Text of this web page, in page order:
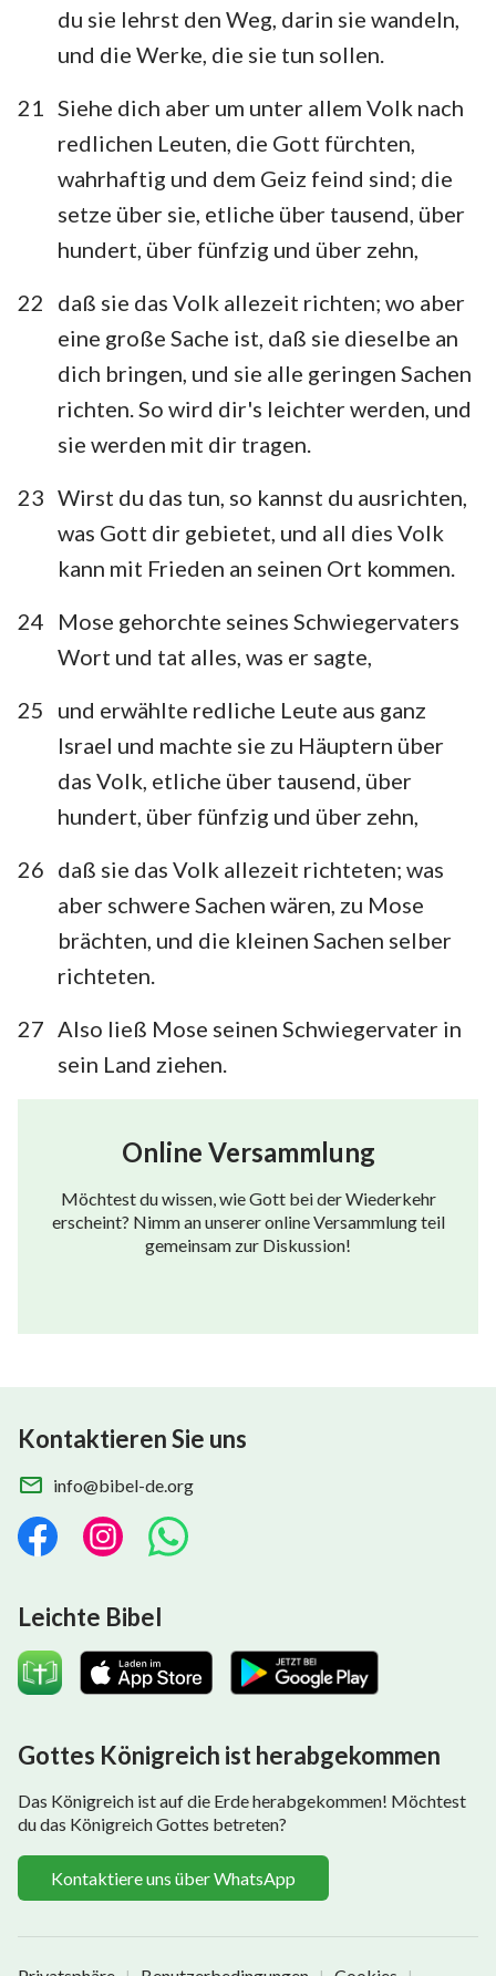
du sie lehrst den Weg, darin sie wandeln,
und die Werke, die sie tun sollen.
21
Siehe dich aber um unter allem Volk nach
redlichen Leuten, die Gott fürchten,
wahrhaftig und dem Geiz feind sind; die
setze über sie, etliche über tausend, über
hundert, über fünfzig und über zehn,
22
daß sie das Volk allezeit richten; wo aber
eine große Sache ist, daß sie dieselbe an
dich bringen, und sie alle geringen Sachen
richten. So wird dir's leichter werden, und
sie werden mit dir tragen.
23 Wirst du das tun, so kannst du ausrichten,
was Gott dir gebietet, und all dies Volk
kann mit Frieden an seinen Ort kommen.
24
Mose gehorchte seines Schwiegervaters
Wort und tat alles, was er sagte,
25
und erwählte redliche Leute aus ganz
Israel und machte sie zu Häuptern über
das Volk, etliche über tausend, über
hundert, über fünfzig und über zehn,
26 daß sie das Volk allezeit richteten; was
aber schwere Sachen wären, zu Mose
brächten, und die kleinen Sachen selber
richteten.
27 Also ließ Mose seinen Schwiegervater in
sein Land ziehen.
Online Versammlung
Möchtest du wissen, wie Gott bei der Wiederkehr
erscheint? Nimm an unserer online Versammlung teil
gemeinsam zur Diskussion!
Kontaktieren Sie uns
info@bibel-de.org
Leichte Bibel
Gottes Königreich ist herabgekommen
Das Königreich ist auf die Erde herabgekommen! Möchtest
du das Königreich Gottes betreten?
Kontaktiere uns über WhatsApp